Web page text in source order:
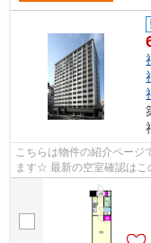
こちらは物件の紹介ページ
ます☆ 最新の空室確認は
す！迅速に対応致します！